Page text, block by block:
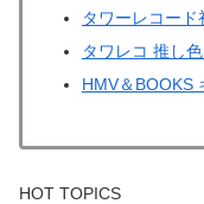
タワーレコー
タワレコ 推し
HMV＆BOOKS
HOT TOPICS